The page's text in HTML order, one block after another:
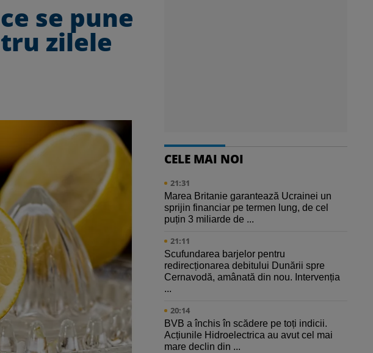
se pune
zilele
CELE MAI NOI
21:31
Marea Britanie garantează Ucrainei un
sprijin financiar pe termen lung, de cel
puțin 3 miliarde de ...
21:11
Scufundarea barjelor pentru
redirecționarea debitului Dunării spre
Cernavodă, amânată din nou. Intervenția
...
20:14
BVB a închis în scădere pe toți indicii.
Acțiunile Hidroelectrica au avut cel mai
mare declin din ...